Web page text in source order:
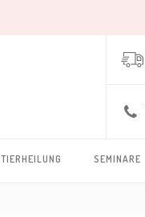
TIERHEILUNG SEMINARE